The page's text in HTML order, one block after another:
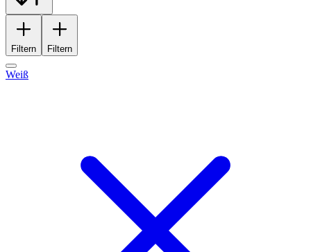
Filtern Filtern
Weiß